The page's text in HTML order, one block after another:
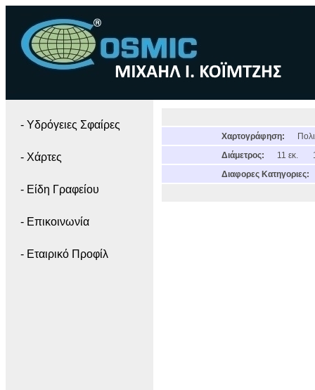
- Yδρόγειες Σφαίρες
- Χάρτες
- Είδη Γραφείου
- Επικοινωνία
- Εταιρικό Προφίλ
Χαρτογράφηση:
Διάμετρος:
11 εκ.
Διαφορες Κατηγοριες: